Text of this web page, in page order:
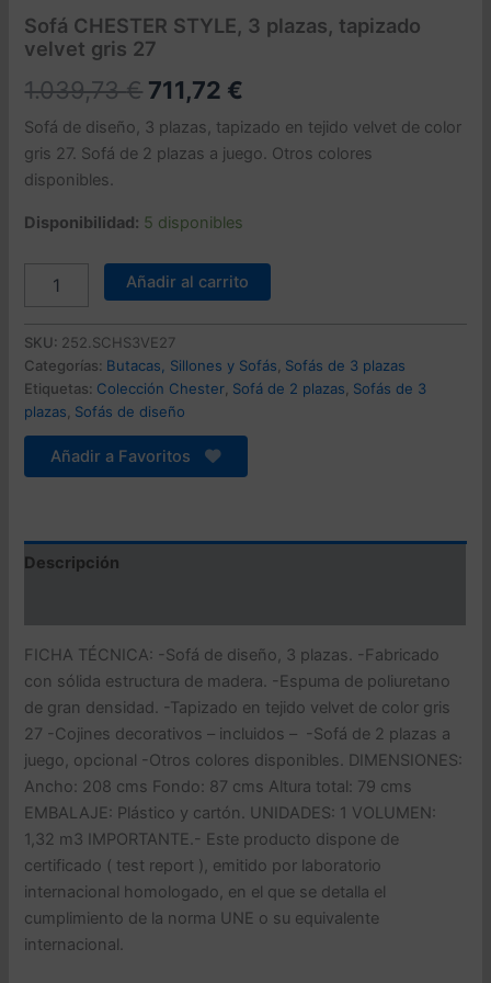
Sofá CHESTER STYLE, 3 plazas, tapizado
velvet gris 27
1.039,73€ El
precio
original
711,72 €
precio
actual
Sofá de diseño, 3 plazas, tapizado en tejido velvet de color
gris 27. Sofá de 2 plazas a juego. Otros colores
disponibles.
Disponibilidad: 5 disponibles
CHESTER
3
plazas,
tapizado
velvet
gris
Añadir al carrito
SKU: 252.SCHS3VE27
Categorías: Butacas, Sillones y Sofás, Sofás de 3 plazas
Etiquetas: Colección Chester, Sofá de 2 plazas, Sofás de 3
plazas, Sofás de diseño
Añadir a Favoritos
Descripción
FICHA TÉCNICA: -Sofá de diseño, 3 plazas. -Fabricado
con sólida estructura de madera. -Espuma de poliuretano
de gran densidad. -Tapizado en tejido velvet de color gris
27 -Cojines decorativos – incluidos – -Sofá de 2 plazas a
juego, opcional -Otros colores disponibles. DIMENSIONES:
Ancho: 208 cms Fondo: 87 cms Altura total: 79 cms
EMBALAJE: Plástico y cartón. UNIDADES: 1 VOLUMEN:
1,32 m3 IMPORTANTE.- Este producto dispone de
certificado ( test report ), emitido por laboratorio
internacional homologado, en el que se detalla el
cumplimiento de la norma UNE o su equivalente
internacional.